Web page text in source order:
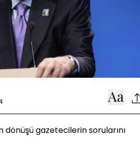
gazetecilerin sorularını